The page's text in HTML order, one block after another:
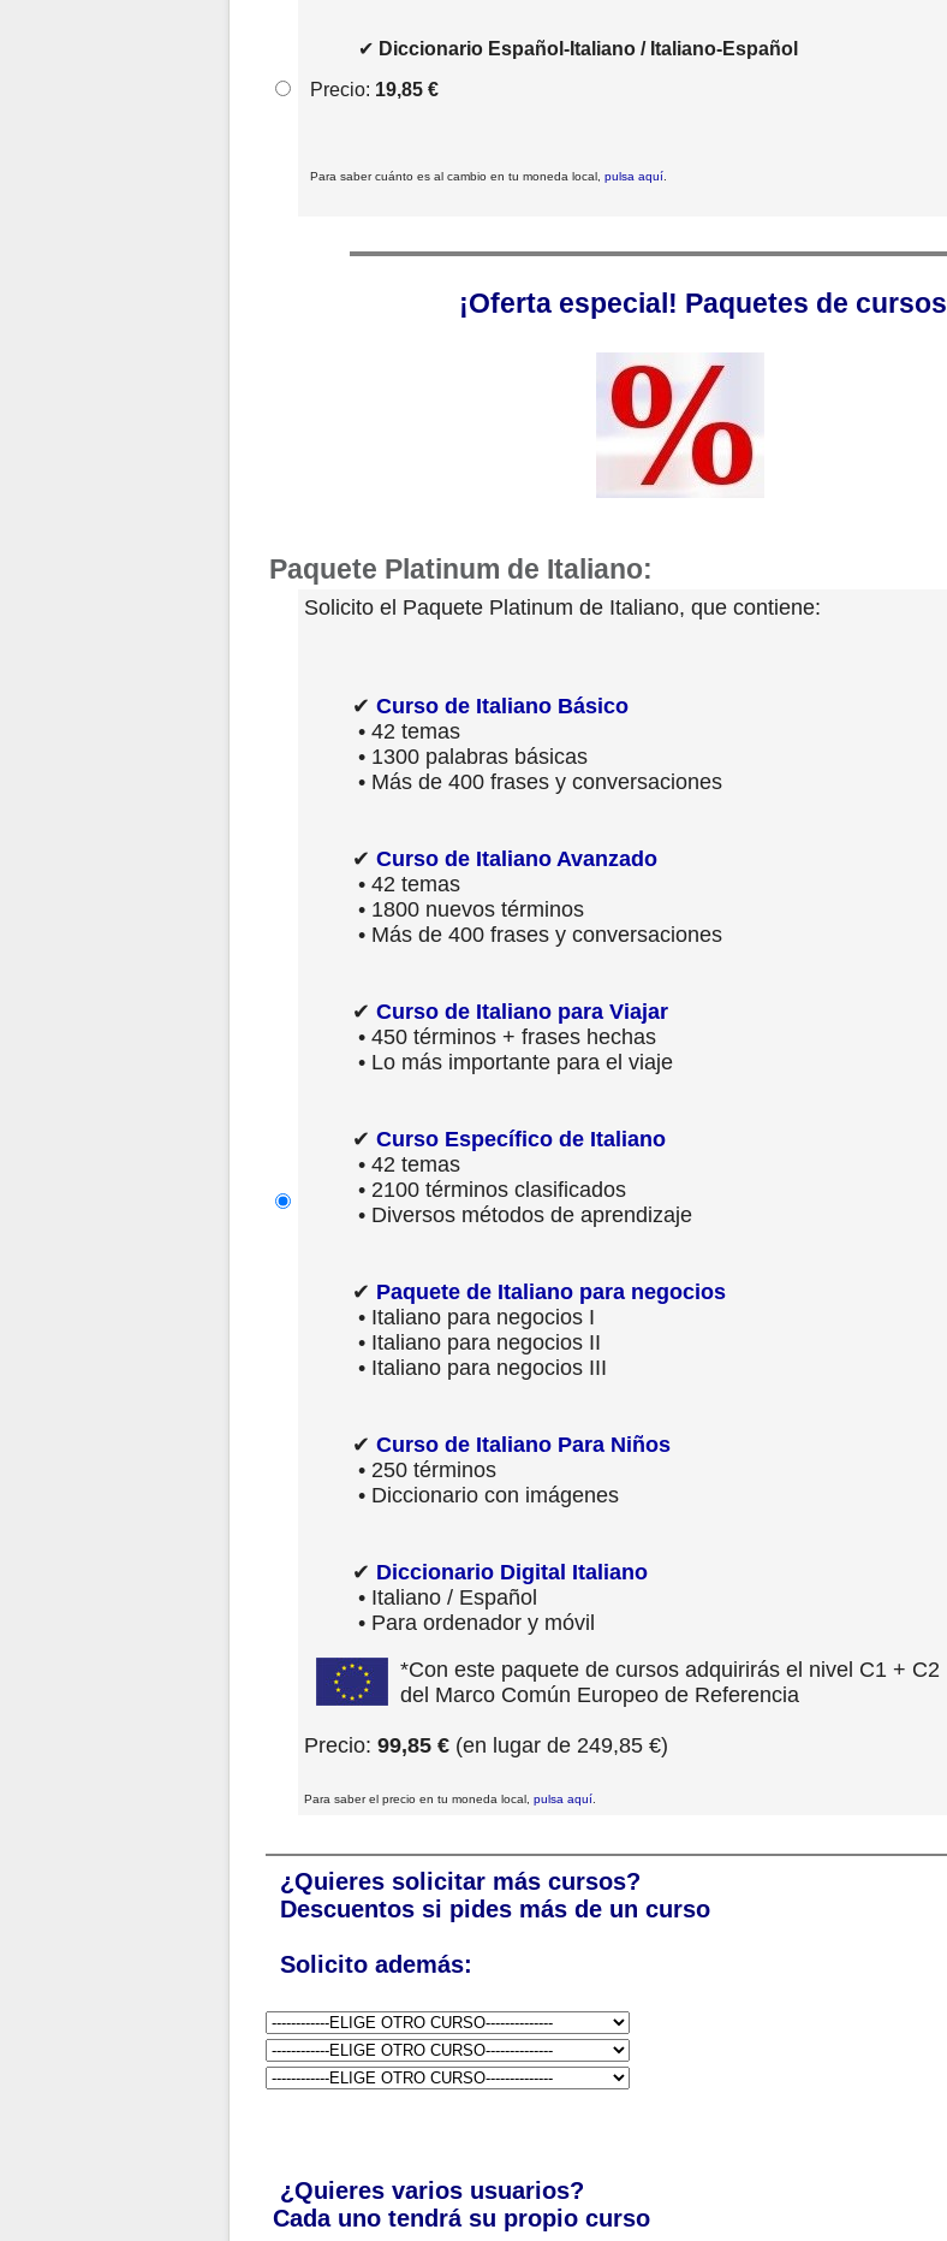
✔ Diccionario Español-Italiano / Italiano-Español
Precio: 19,85 €
Para saber cuánto es al cambio en tu moneda local, pulsa aquí.
¡Oferta especial! Paquetes de cursos
Paquete Platinum de Italiano:
Solicito el Paquete Platinum de Italiano, que contiene:
✔ Curso de Italiano Básico
• 42 temas
• 1300 palabras básicas
• Más de 400 frases y conversaciones
✔ Curso de Italiano Avanzado
• 42 temas
• 1800 nuevos términos
• Más de 400 frases y conversaciones
✔ Curso de Italiano para Viajar
• 450 términos + frases hechas
• Lo más importante para el viaje
✔ Curso Específico de Italiano
• 42 temas
• 2100 términos clasificados
• Diversos métodos de aprendizaje
✔ Paquete de Italiano para negocios
• Italiano para negocios I
• Italiano para negocios II
• Italiano para negocios III
✔ Curso de Italiano Para Niños
• 250 términos
• Diccionario con imágenes
✔ Diccionario Digital Italiano
• Italiano / Español
• Para ordenador y móvil
*Con este paquete de cursos adquirirás el nivel C1 + C2
del Marco Común Europeo de Referencia
Precio: 99,85 €(en lugar de 249,85 €)
Para saber el precio en tu moneda local, pulsa aquí.
¿Quieres solicitar más cursos?
Descuentos si pides más de un curso
Solicito además:
¿Quieres varios usuarios?
Cada uno tendrá su propio curso